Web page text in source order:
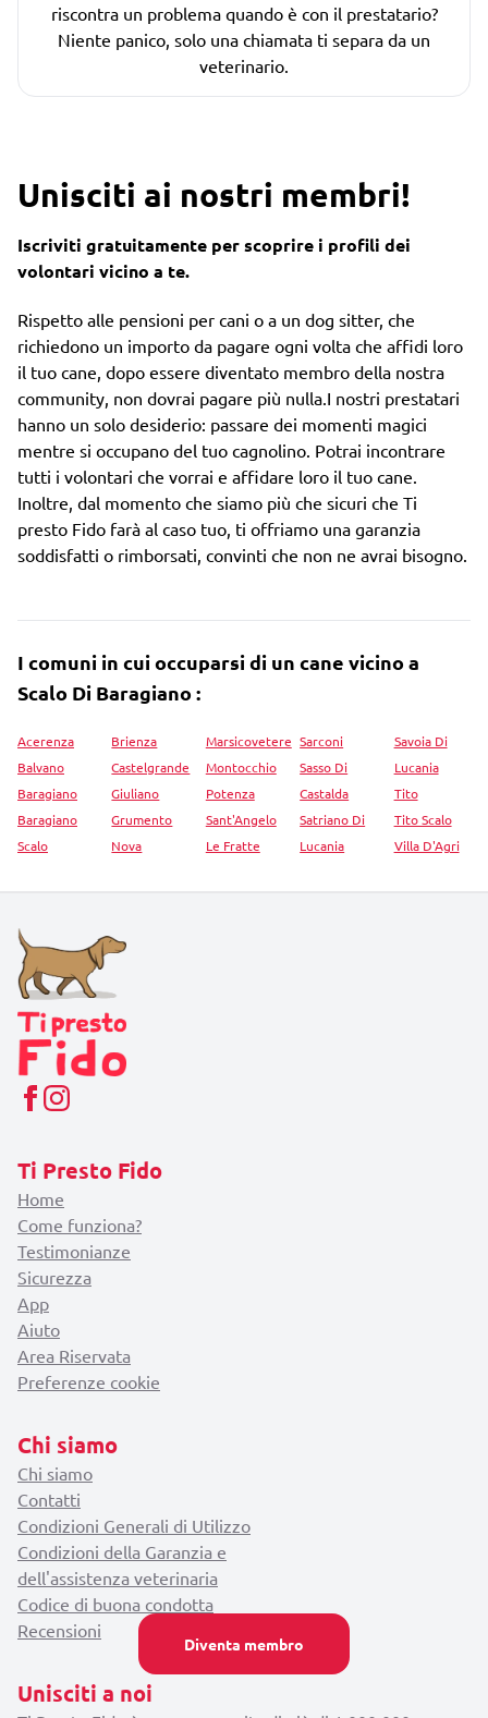
Diventa membro
riscontra un problema quando è con il prestatario?
Niente panico, solo una chiamata ti separa da un
veterinario.
Unisciti ai nostri membri!
Iscriviti gratuitamente per scoprire i profili dei
volontari vicino a te.
Rispetto alle pensioni per cani o a un dog sitter, che
richiedono un importo da pagare ogni volta che affidi loro
il tuo cane, dopo essere diventato membro della nostra
community, non dovrai pagare più nulla.I nostri prestatari
hanno un solo desiderio: passare dei momenti magici
mentre si occupano del tuo cagnolino. Potrai incontrare
tutti i volontari che vorrai e affidare loro il tuo cane.
Inoltre, dal momento che siamo più che sicuri che Ti
presto Fido farà al caso tuo, ti offriamo una garanzia
soddisfatti o rimborsati, convinti che non ne avrai bisogno.
I comuni in cui occuparsi di un cane vicino a
Scalo Di Baragiano :
Acerenza
Balvano
Baragiano
Baragiano
Scalo
Brienza
Castelgrande
Giuliano
Grumento
Nova
Marsicovetere
Montocchio
Potenza
Sant'Angelo
Le Fratte
Sarconi
Sasso Di
Castalda
Satriano Di
Lucania
Savoia Di
Lucania
Tito
Tito Scalo
Villa D'Agri
Ti Presto Fido
Home
Come funziona?
Testimonianze
Sicurezza
App
Aiuto
Area Riservata
Preferenze cookie
Chi siamo
Chi siamo
Contatti
Condizioni Generali di Utilizzo
Condizioni della Garanzia e
dell'assistenza veterinaria
Codice di buona condotta
Recensioni
Unisciti a noi